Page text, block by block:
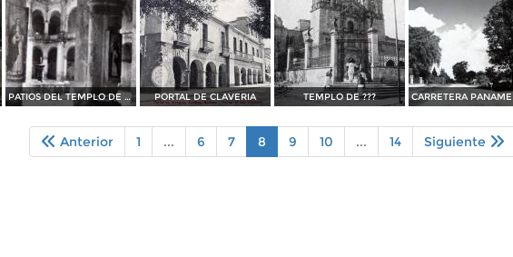
PATIOS DEL TEMPLO DE STO DOMINGO PORTAL DE CLAVERIA TEMPLO DE ???
Anterior 1 ... 6 7 8 9 10 ... 14 Siguiente